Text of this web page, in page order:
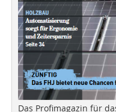
Das Profimagazin für